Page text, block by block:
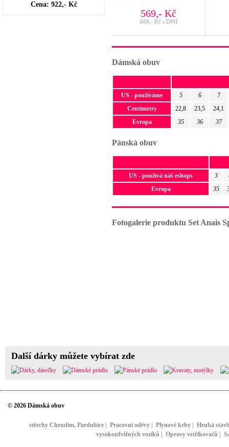
Cena: 922,- Kč
569,- Kč
689,- Kč s DPH
Dámská obuv
US - používáme 5 6
7
Centimetry
22,8 23,5
24,1
Evropa
35 36 37
Pánská obuv
US - používá náš eshops 3
Evropa
35
Fotogalerie produktu Set Anais
Další dárky můžete vybírat zde
© 2026 Dámská obuv
střechy Chrudim, Pardubice| Pracovní oděvy| Plynové krby| Hrubá
vysokozdvižných vozíků
Opravy vstřikovačů